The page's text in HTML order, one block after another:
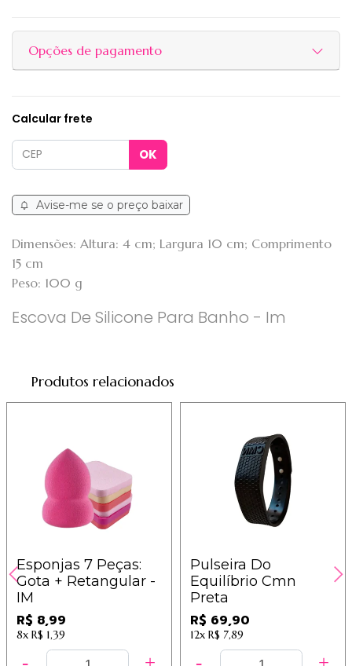
Opções de pagamento
Calcular frete
Avise-me se o preço baixar
Dimensões: Altura: 4 cm; Largura 10 cm; Comprimento
15 cm
Peso: 100 g
Escova De Silicone Para Banho - Im
Produtos relacionados
Esponjas 7 Peças:
Gota + Retangular -
IM
R$ 8,99
8x R$ 1,39
Pulseira Do
Equilíbrio Cmn
Preta
R$ 69,90
12x R$ 7,89